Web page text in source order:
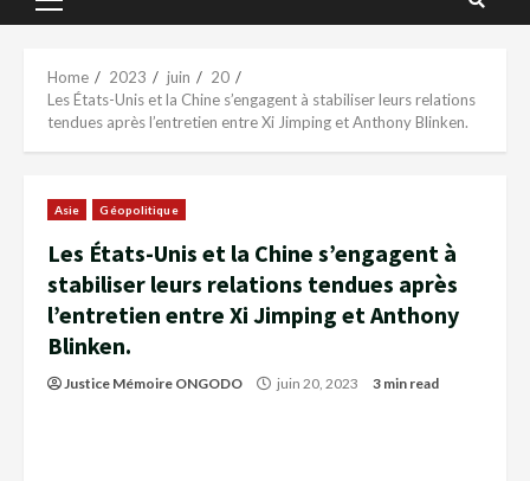
Home 2023 juin
20
Les États-Unis et la Chine s’engagent à stabiliser leurs relations
tendues après l’entretien entre Xi Jimping et Anthony Blinken.
Asie Géopolitique
Les États-Unis et la Chine s’engagent à
stabiliser leurs relations tendues après
l’entretien entre Xi Jimping et Anthony
Blinken.
Justice Mémoire ONGODO juin 20, 2023 3 min read